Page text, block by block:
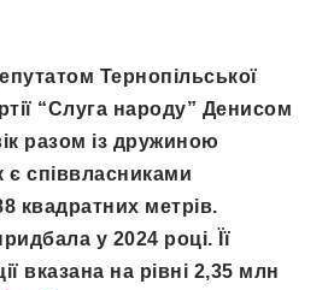
Тернопільської
“Слуга народу” Денисом
разом із дружиною
співвласниками
квадратних метрів.
у 2024 році. Її
вказана на рівні 2,35 млн